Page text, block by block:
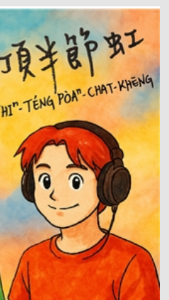
群咧衝啥》給你網路爆紅
群流行趨勢解析，「社群
語
【揣著